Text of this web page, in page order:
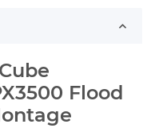
Flood